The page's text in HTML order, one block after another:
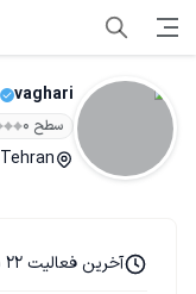
vaghari
سطح ۰
Tehran
آخرین فعالیت 22 بهمن 1404